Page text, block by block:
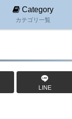
Category
カテゴリ一覧
LINE